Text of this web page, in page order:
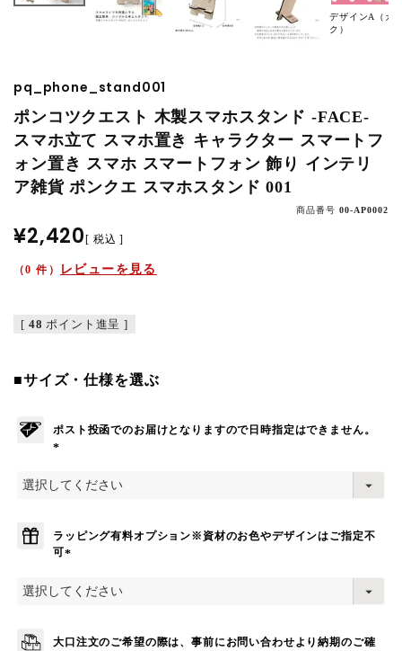
デザインA（カ
ク）
pq_phone_stand001
ポンコツクエスト 木製スマホスタンド -FACE-
スマホ立て スマホ置き キャラクター スマートフ
ォン置き スマホ スマートフォン 飾り インテリ
ア雑貨 ポンクエ スマホスタンド 001
商品番号 00-AP0002
¥2,420 税込
（0 件） レビューを見る
[ 48 ポイント進呈 ]
■サイズ・仕様を選ぶ
ポスト投函でのお届けとなりますので日時指定はできません。
必
ラッピング有料オプション※資材のお色やデザインはご指定不
可
必
大口注文のご希望の際は、事前にお問い合わせより納期のご確